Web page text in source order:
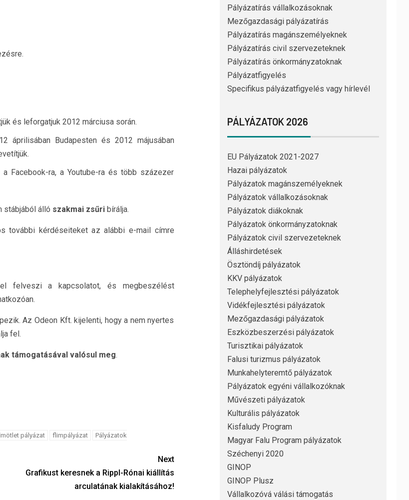
és leforgatjuk 2012 márciusa során.
áprilisában Budapesten és 2012 májusában
Facebook-ra, a Youtube-ra és több százezer
stábjából álló szakmai zsűribírálja.
további kérdéseiteket az alábbi e-mail címre
felveszi a kapcsolatot, és megbeszélést
Az Odeon Kft. kijelenti, hogy a nem nyertes
fel.
támogatásával valósul meg.
pályázat flimpályázat
Pályázatok
Next
Grafikust keresnek a Rippl-Rónai kiállítás
arculatának kialakításához!
Pályázatírás vállalkozásoknak
Mezőgazdasági pályázatírás
Pályázatírás magánszemélyeknek
Pályázatírás civil szervezeteknek
Pályázatírás önkormányzatoknak
Pályázatfigyelés
Specifikus pályázatfigyelés vagy hírlevél
PÁLYÁZATOK 2026
EU Pályázatok 2021-2027
Hazai pályázatok
Pályázatok magánszemélyeknek
Pályázatok vállalkozásoknak
Pályázatok diákoknak
Pályázatok önkormányzatoknak
Pályázatok civil szervezeteknek
Álláshirdetések
Ösztöndíj pályázatok
KKV pályázatok
Telephelyfejlesztési pályázatok
Vidékfejlesztési pályázatok
Mezőgazdasági pályázatok
Eszközbeszerzési pályázatok
Turisztikai pályázatok
Falusi turizmus pályázatok
Munkahelyteremtő pályázatok
Pályázatok egyéni vállalkozóknak
Művészeti pályázatok
Kulturális pályázatok
Kisfaludy Program
Magyar Falu Program pályázatok
Széchenyi 2020
GINOP
GINOP Plusz
Vállalkozóvá válási támogatás